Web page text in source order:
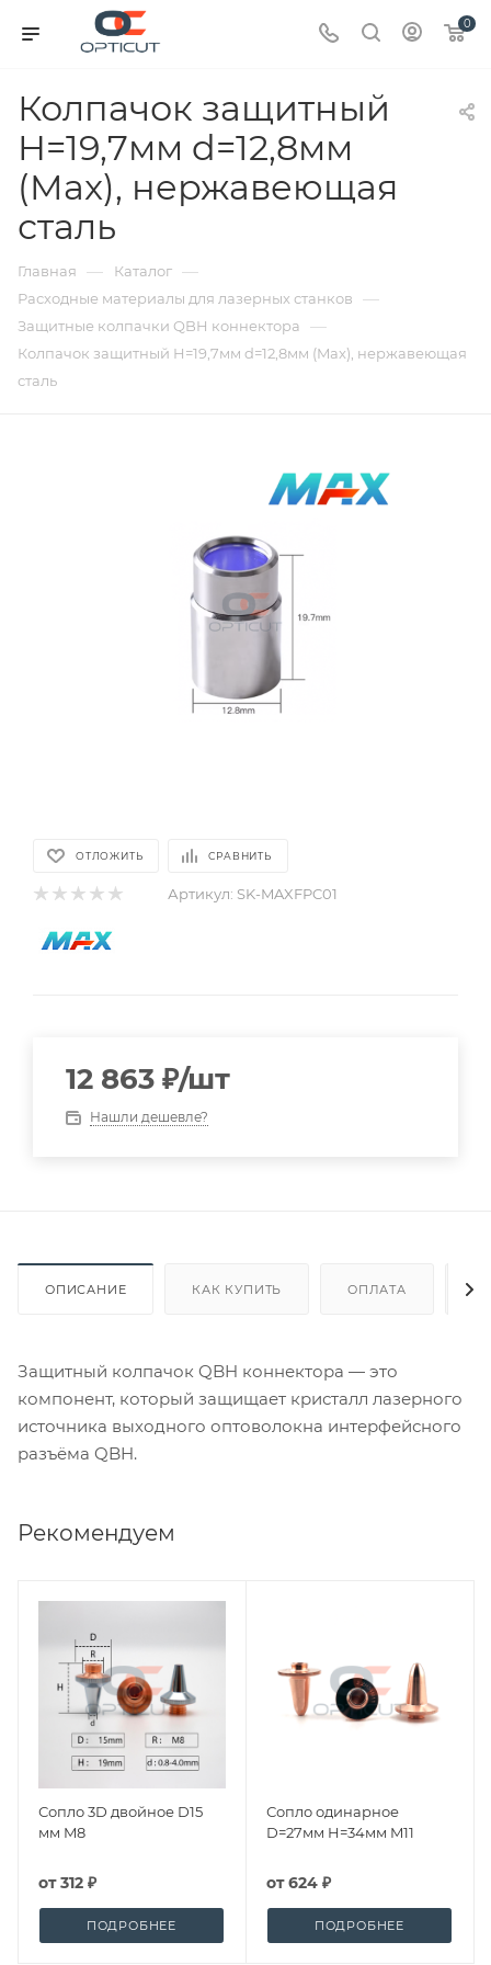
0
Колпачок защитный
H=19,7мм d=12,8мм
(Max), нержавеющая
сталь
Главная — Каталог —
Расходные материалы для лазерных станков —
Защитные колпачки QBH коннектора —
Колпачок защитный H=19,7мм d=12,8мм (Max), нержавеющая
сталь
ОТЛОЖИТЬ СРАВНИТЬ
Артикул: SK-MAXFPC01
12 863 ₽/шт
Нашли дешевле?
ОПИСАНИЕ КАК КУПИТЬ ОПЛАТА
Защитный колпачок QBH коннектора — это
компонент, который защищает кристалл лазерного
источника выходного оптоволокна интерфейсного
разъёма QBH.
Рекомендуем
Сопло 3D двойное D15
мм M8
от312 ₽
ПОДРОБНЕЕ
Сопло одинарное
D=27мм H=34мм M11
от624 ₽
ПОДРОБНЕЕ